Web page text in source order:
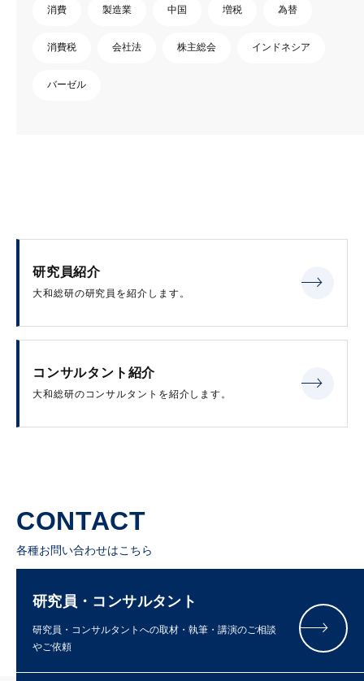
消費 製造業 中国 増税 為替
消費税 会社法 株主総会 インドネシア
バーゼル
研究員紹介
大和総研の研究員を紹介します。
コンサルタント紹介
大和総研のコンサルタントを紹介します。
CONTACT
各種お問い合わせはこちら
研究員・コンサルタント
研究員・コンサルタントへの取材・執筆・講演のご相談
やご依頼